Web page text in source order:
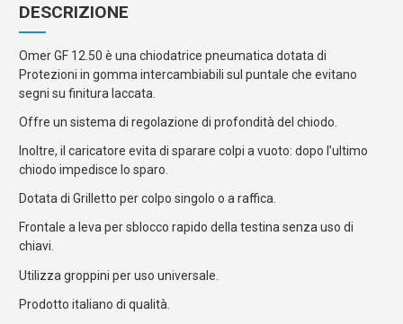
DESCRIZIONE
Omer GF 12.50 è una chiodatrice pneumatica dotata di
Protezioni in gomma intercambiabili sul puntale che evitano
segni su finitura laccata.
Offre un sistema di regolazione di profondità del chiodo.
Inoltre, il caricatore evita di sparare colpi a vuoto: dopo l’ultimo
chiodo impedisce lo sparo.
Dotata di Grilletto per colpo singolo o a raffica.
Frontale a leva per sblocco rapido della testina senza uso di
chiavi.
Utilizza groppini per uso universale.
Prodotto italiano di qualità.